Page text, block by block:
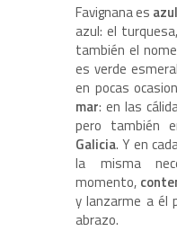
Favignana es azul
azul: el
también el
es verde
en pocas
mar: en las
pero también
Galicia. Y en
la misma
momento,
y lanzarme a él
abrazo.